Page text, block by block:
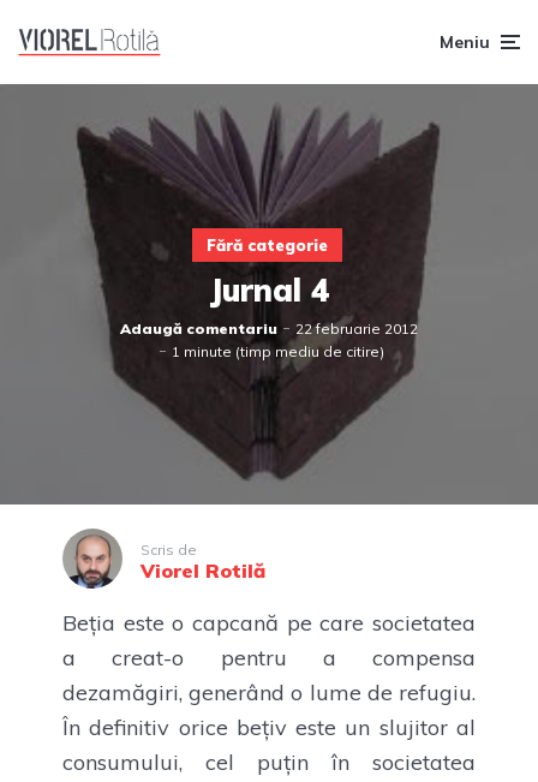
Meniu
Fără categorie
Jurnal 4
Adaugă comentariu
22 februarie 2012
1 minute (timp mediu de citire)
Scris de
Viorel Rotilă
Beția este o capcană pe care societatea
a creat-o pentru a compensa
dezamăgiri, generând o lume de refugiu.
În definitiv orice bețiv este un slujitor al
consumului, cel puțin în societatea